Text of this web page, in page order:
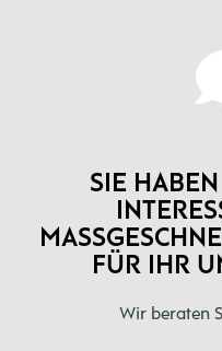
SIE
ÜR IHR
Wir beraten